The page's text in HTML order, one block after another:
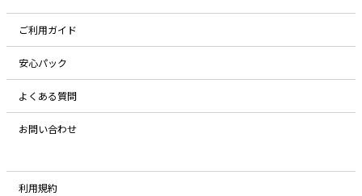
ご利用ガイド
安心パック
よくある質問
お問い合わせ
利用規約